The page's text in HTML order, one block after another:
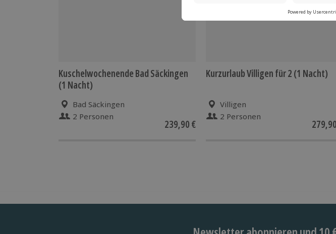
Kuschelwochenende Bad Säckingen
(1 Nacht)
Bad Säckingen
2 Personen
239,90 €
Kurzurlaub Villigen für 2 (1 Nacht)
Villigen
2 Personen